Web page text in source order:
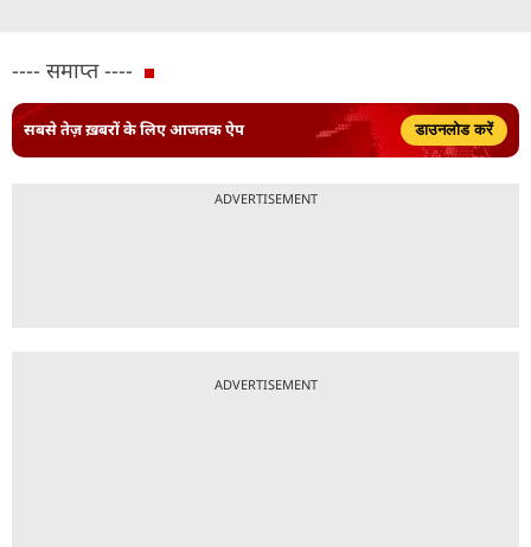
---- समाप्त ----
सबसे तेज़ ख़बरों के लिए आजतक ऐप डाउनलोड करें
ADVERTISEMENT
ADVERTISEMENT